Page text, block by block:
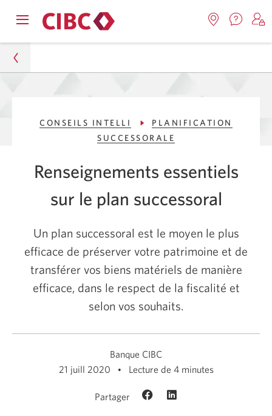
Passer
en
Passer
navigation
menu.
fenêtre
Conseils Intelli
Succession et planification testamentaire pour les
Canadiens
CONSEILS INTELLI
PLANIFICATION
SUCCESSORALE
Renseignements essentiels
sur le plan successoral
Un plan successoral est le moyen le plus
efficace de préserver votre patrimoine et de
transférer vos biens matériels de manière
efficace, dans le respect de la fiscalité et
selon vos souhaits.
Banque CIBC
21 juill 2020
Lecture de 4 minutes
Partager